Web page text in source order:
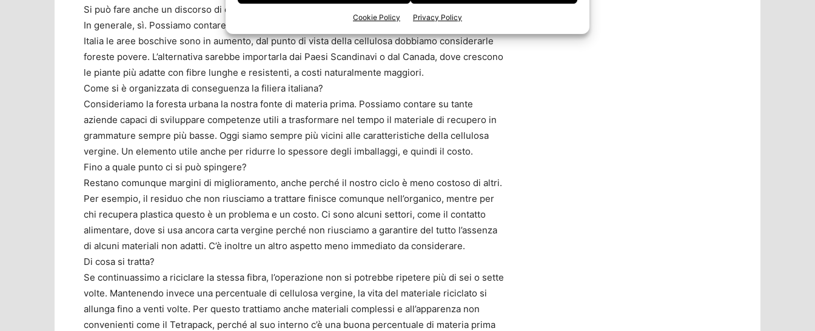
Cookie Policy Privacy Policy
Si può fare anche un discorso di qualità sul materiale recuperato da Comuni e aziende incaricate?
In generale, sì. Possiamo contare su una materia prima sicuramente molto buona. Anche se in
Italia le aree boschive sono in aumento, dal punto di vista della cellulosa dobbiamo considerarle
foreste povere. L’alternativa sarebbe importarla dai Paesi Scandinavi o dal Canada, dove crescono
le piante più adatte con fibre lunghe e resistenti, a costi naturalmente maggiori.
Come si è organizzata di conseguenza la filiera italiana?
Consideriamo la foresta urbana la nostra fonte di materia prima. Possiamo contare su tante
aziende capaci di sviluppare competenze utili a trasformare nel tempo il materiale di recupero in
grammature sempre più basse. Oggi siamo sempre più vicini alle caratteristiche della cellulosa
vergine. Un elemento utile anche per ridurre lo spessore degli imballaggi, e quindi il costo.
Fino a quale punto ci si può spingere?
Restano comunque margini di miglioramento, anche perché il nostro ciclo è meno costoso di altri.
Per esempio, il residuo che non riusciamo a trattare finisce comunque nell’organico, mentre per
chi recupera plastica questo è un problema e un costo. Ci sono alcuni settori, come il contatto
alimentare, dove si usa ancora carta vergine perché non riusciamo a garantire del tutto l’assenza
di alcuni materiali non adatti. C’è inoltre un altro aspetto meno immediato da considerare.
Di cosa si tratta?
Se continuassimo a riciclare la stessa fibra, l’operazione non si potrebbe ripetere più di sei o sette
volte. Mantenendo invece una percentuale di cellulosa vergine, la vita del materiale riciclato si
allunga fino a venti volte. Per questo trattiamo anche materiali complessi e all’apparenza non
convenienti come il Tetrapack, perché al suo interno c’è una buona percentuale di materia prima